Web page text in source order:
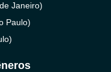
Janeiro)
Paulo)